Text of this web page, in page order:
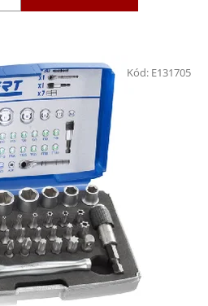
Kód: E131705